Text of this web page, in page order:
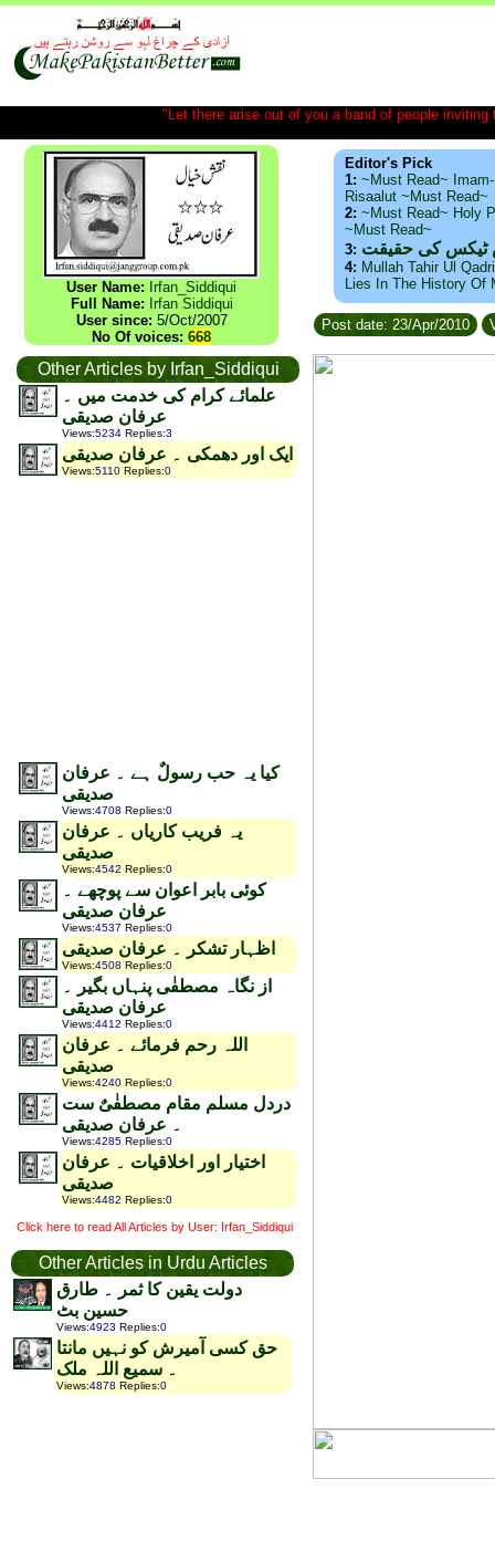
"Let there arise out of you a band of people
User Name: Irfan_Siddiqui
Full Name: Irfan Siddiqui
User since: 5/Oct/2007
No Of voices: 668
Other Articles by Irfan_Siddiqui
علمائے کرام کی خدمت میں ۔
عرفان صدیقی
Views:5234 Replies:3
ایک اور دھمکی ۔ عرفان صدیقی
Views:5110 Replies:0
کیا یہ حب رسولٌ ہے ۔ عرفان
صدیقی
Views:4708 Replies:0
یہ فریب کاریاں ۔ عرفان
صدیقی
Views:4542 Replies:0
کوئی بابر اعوان سے پوچھے ۔
عرفان صدیقی
Views:4537 Replies:0
اظہار تشکر ۔ عرفان صدیقی
Views:4508 Replies:0
از نگاہ مصطفٰی پنہاں بگیر ۔
عرفان صدیقی
Views:4412 Replies:0
اللہ رحم فرمائے ۔ عرفان
صدیقی
Views:4240 Replies:0
دردل مسلم مقام مصطفٰیٌ ست
۔ عرفان صدیقی
Views:4285 Replies:0
اختیار اور اخلاقیات ۔ عرفان
صدیقی
Views:4482 Replies:0
Click here to read All Articles by User: Irfan_Siddiqui
Other Articles in Urdu Articles
دولت یقین کا ثمر ۔ طارق
حسین بٹ
Views:4923 Replies:0
حق کسی آمیرش کو نہیں مانتا
۔ سمیع اللہ ملک
Views:4878 Replies:0
Editor's Pick
1: ~Must Read~
Risaalut ~Must Read~
2: ~Must Read~ Holy
~Must Read~
3: ٹیکس کی حقیقت
4: Mullah Tahir Ul
Lies In The History Of
Post date: 23/Apr/2010